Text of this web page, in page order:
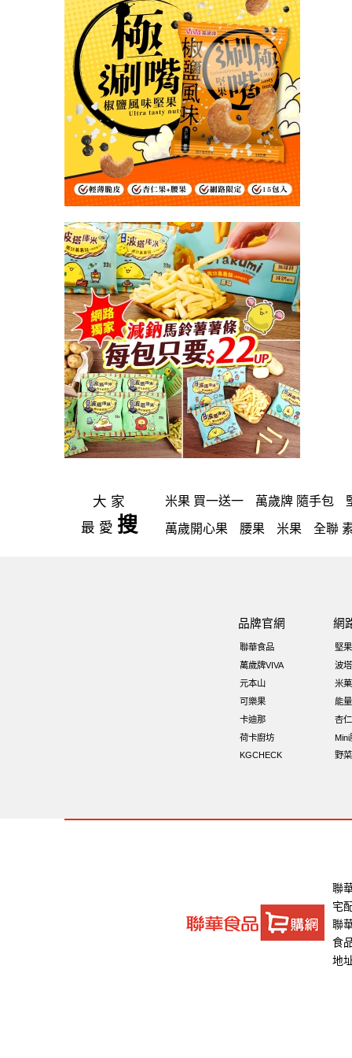
大家
最愛 搜
米果 買一送一 萬歲牌 隨手包
萬歲開心果 腰果 米果 全聯
無調味綜合果 卡廸那95℃薯條
萬歲牌 堅果隨身包22入 無添加
品牌官網
聯華食品
萬歲牌VIVA
元本山
可樂果
卡迪那
荷卡廚坊
KGCHECK
網
堅
波
米
能
杏
野
聯
宅
聯
食
地